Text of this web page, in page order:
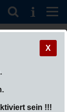
X
sein !!!